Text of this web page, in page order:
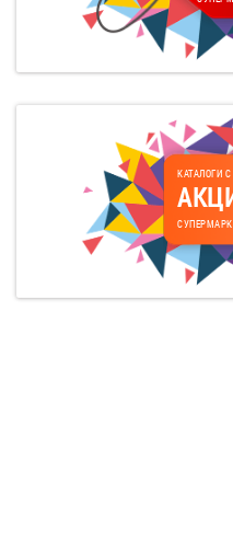
КАТАЛОГИ С